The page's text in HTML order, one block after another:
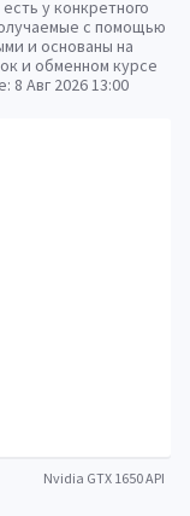
Nvidia GTX 1650 API
у конкретного
с помощью
и основаны на
и обменном курсе
8 Авг 2026 13:00